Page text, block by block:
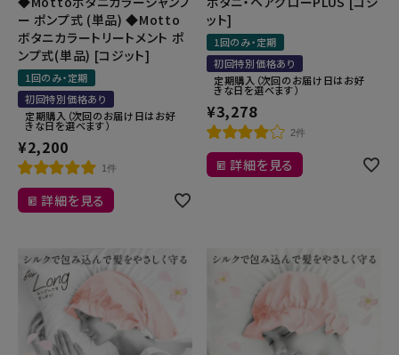
ー ポンプ式 (単品) ◆Motto
ボタニカラートリートメント ポ
ンプ式(単品) [コジット]
1回のみ・定期
初回特別価格あり
定期購入（次回のお届け日はお好
きな日を選べます）
¥2,200
1件
詳細を見る
ット]
1回のみ・定期
初回特別価格あり
定期購入（次回のお届け日はお好
きな日を選べます）
¥3,278
2件
詳細を見る